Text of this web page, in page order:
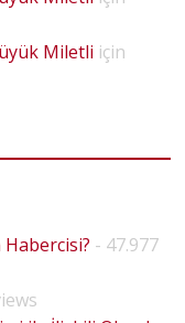
Miletli için
Habercisi? - 47.977